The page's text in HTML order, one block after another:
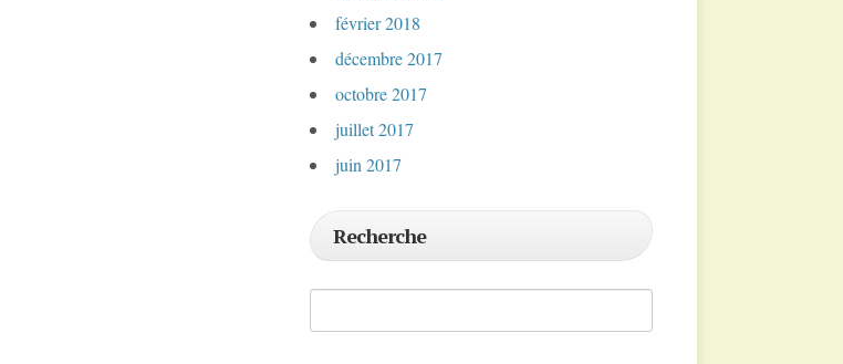
février 2018
décembre 2017
octobre 2017
juillet 2017
juin 2017
Recherche